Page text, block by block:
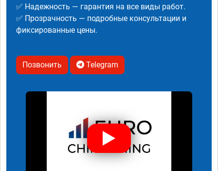
✅ Надежность — гарантия на все виды работ.
✅ Прозрачность — подробные консультации и
фиксированные цены.
Позвонить Telegram